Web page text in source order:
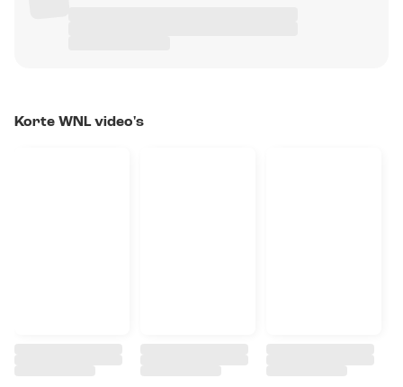
Korte WNL video's